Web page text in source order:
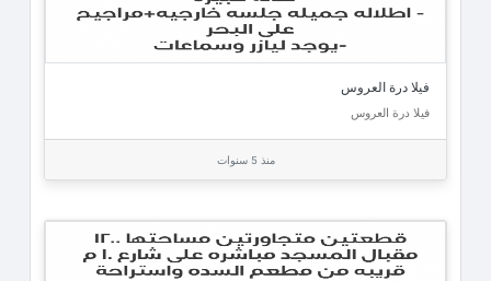
فيلا درة العروس
فيلا درة العروس
منذ 5 سنوات